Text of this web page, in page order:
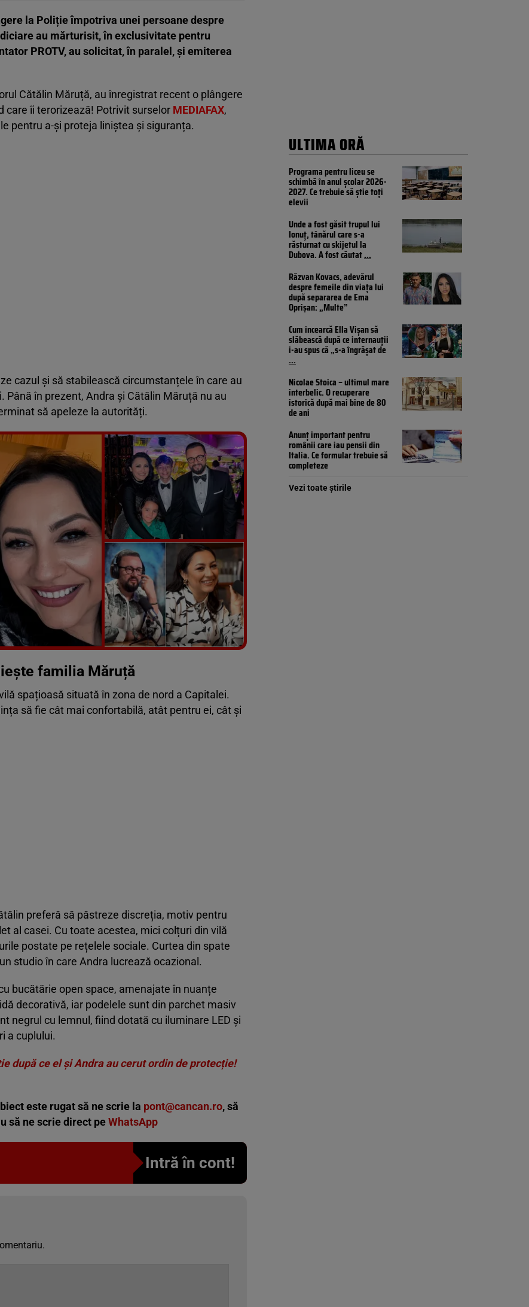
la Poliție împotriva unei persoane despre
au mărturisit, în exclusivitate pentru
PROTV, au solicitat, în paralel, și emiterea
Cătălin Măruță, au înregistrat recent o plângere
care îi terorizează! Potrivit surselor MEDIAFAX,
pentru a-și proteja liniștea și siguranța.
cazul și să stabilească circumstanțele în care au
în prezent, Andra și Cătălin Măruță nu au
să apeleze la autorități.
Vezi galeria foto
8 poze
familia Măruță
spațioasă situată în zona de nord a Capitalei.
să fie cât mai confortabilă, atât pentru ei, cât și
preferă să păstreze discreția, motiv pentru
al casei. Cu toate acestea, mici colțuri din vilă
postate pe rețelele sociale. Curtea din spate
studio în care Andra lucrează ocazional.
bucătărie open space, amenajate în nuanțe
decorativă, iar podelele sunt din parchet masiv
negrul cu lemnul, fiind dotată cu iluminare LED și
a cuplului.
după ce el și Andra au cerut ordin de protecție!
este rugat să ne scrie la pont@cancan.ro, să
să ne scrie direct peWhatsApp
Intră în cont!
ULTIMA ORĂ
Programa pentru liceu se
schimbă în anul școlar 2026-
2027. Ce trebuie să știe toți
elevii
Unde a fost găsit trupul lui
Ionuţ, tânărul care s-a
răsturnat cu skijetul la
Dubova. A fost căutat...
Răzvan Kovacs, adevărul
despre femeile din viața lui
după separarea de Ema
Oprișan: „Multe”
Cum încearcă Ella Vișan să
slăbească după ce internauții
i-au spus că „s-a îngrășat de
...
Nicolae Stoica – ultimul mare
interbelic. O recuperare
istorică după mai bine de 80
de ani
Anunț important pentru
românii care iau pensii din
Italia. Ce formular trebuie să
completeze
Vezi toate știrile